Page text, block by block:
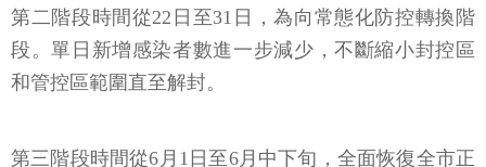
第二階段時間從22日至31日，為向常態化防控轉換階
段。單日新增感染者數進一步減少，不斷縮小封控區
和管控區範圍直至解封。
第三階段時間從6月1日至6月中下旬，全面恢復全市正